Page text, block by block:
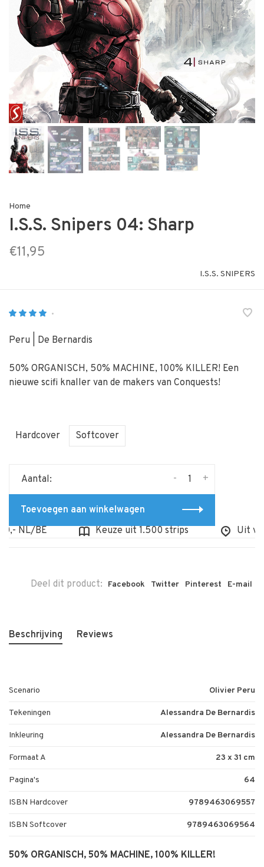
Home
I.S.S. Snipers 04: Sharp
€11,95
I.S.S. SNIPERS
•
Peru | De Bernardis
50% ORGANISCH, 50% MACHINE, 100% KILLER! Een
nieuwe scifi knaller van de makers van Conquests!
Hardcover Softcover
Aantal: +
-
Toevoegen aan winkelwagen
NL/BE
Keuze uit 1.500 strips Uit
Deel dit product: Facebook Twitter Pinterest E-mail
Beschrijving Reviews
Scenario Olivier Peru
Tekeningen Alessandra De Bernardis
Inkleuring Alessandra De Bernardis
Formaat A 23 x 31 cm
Pagina's 64
ISBN Hardcover 9789463069557
ISBN Softcover 9789463069564
50% ORGANISCH, 50% MACHINE, 100% KILLER!